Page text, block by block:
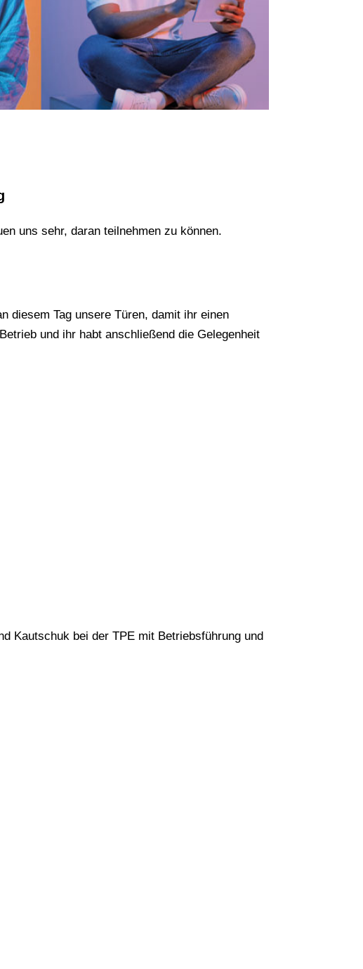
uns sehr, daran teilnehmen zu können.
diesem Tag unsere Türen, damit ihr einen
und ihr habt anschließend die Gelegenheit
Kautschuk bei der TPE mit Betriebsführung und